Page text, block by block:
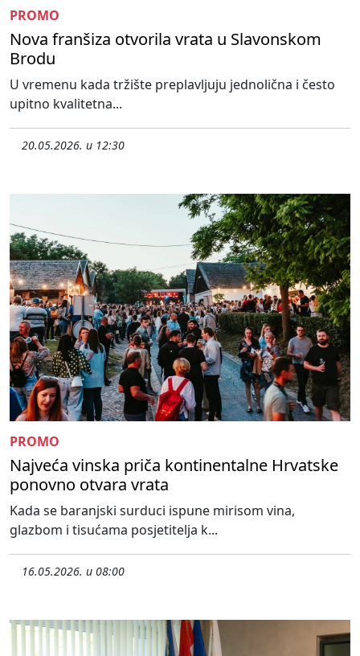
PROMO
Nova franšiza otvorila vrata u Slavonskom
Brodu
U vremenu kada tržište preplavljuju jednolična i često
upitno kvalitetna...
20.05.2026. u 12:30
PROMO
Najveća vinska priča kontinentalne Hrvatske
ponovno otvara vrata
Kada se baranjski surduci ispune mirisom vina,
glazbom i tisućama posjetitelja k...
16.05.2026. u 08:00